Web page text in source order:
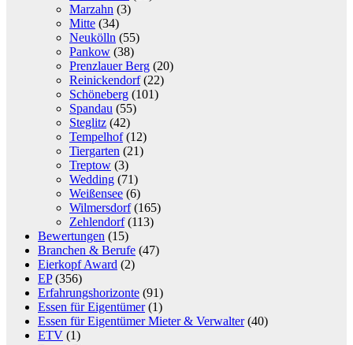
Marzahn (3)
Mitte (34)
Neukölln (55)
Pankow (38)
Prenzlauer Berg (20)
Reinickendorf(22)
Schöneberg (101)
Spandau (55)
Steglitz (42)
Tempelhof(12)
Tiergarten (21)
Treptow (3)
Wedding (71)
Weißensee (6)
Wilmersdorf(165)
Zehlendorf(113)
Bewertungen (15)
Branchen & Berufe (47)
Eierkopf Award (2)
EP(356)
Erfahrungshorizonte (91)
Essen für Eigentümer(1)
Essen für Eigentümer Mieter & Verwalter(40)
ETV (1)